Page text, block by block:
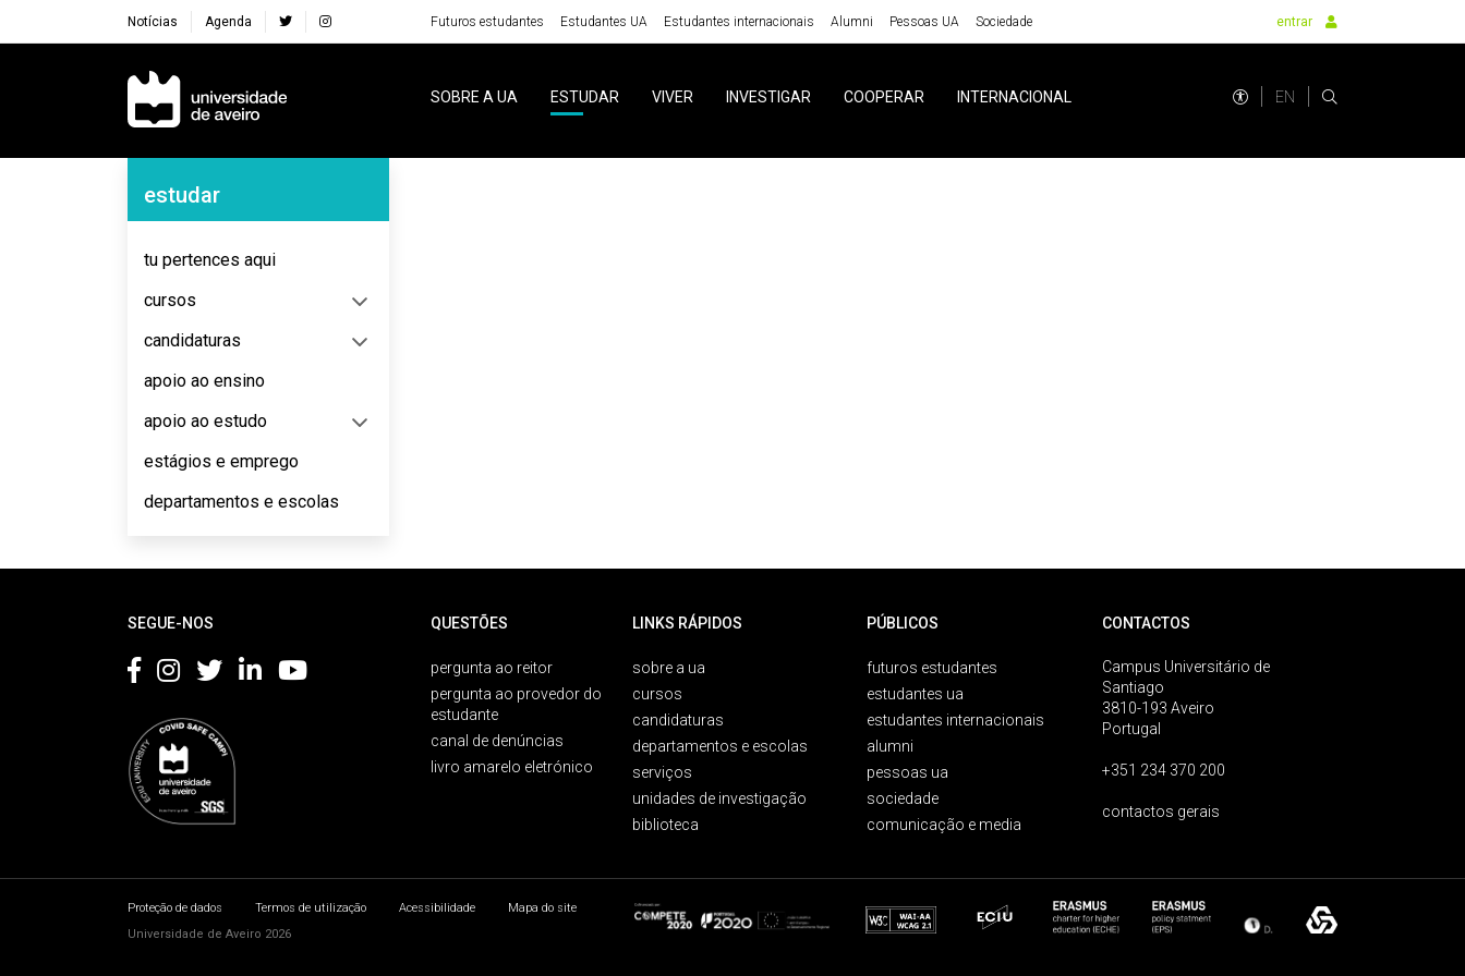
Notícias Agenda Futuros estudantes Estudantes UA Estudantes internacionais Alumni Pessoas UA Sociedade entrar
Navegação Principal
SOBRE A UA ESTUDAR VIVER INVESTIGAR COOPERAR INTERNACIONAL EN
Navegação Lateral
estudar
tu pertences aqui
cursos
candidaturas
apoio ao ensino
apoio ao estudo
estágios e emprego
departamentos e escolas
SEGUE-NOS QUESTÕES
pergunta ao reitor
pergunta ao provedor do
estudante
canal de denúncias
livro amarelo eletrónico
LINKS RÁPIDOS
sobre a ua
cursos
candidaturas
departamentos e escolas
serviços
unidades de investigação
biblioteca
PÚBLICOS
futuros estudantes
estudantes ua
estudantes internacionais
alumni
pessoas ua
sociedade
comunicação e media
CONTACTOS
Campus Universitário de
Santiago
3810-193 Aveiro
Portugal
+351 234 370 200
contactos gerais
Proteção de dados Termos de utilização Acessibilidade
Mapa do site
Universidade de Aveiro 2026